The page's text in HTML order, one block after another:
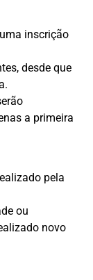
inscrição
desde que
a primeira
pela
ou
novo